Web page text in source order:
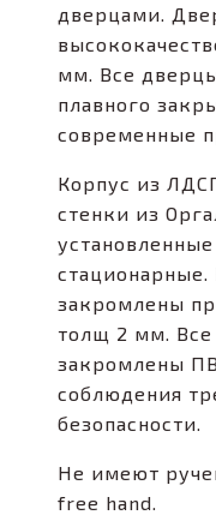
дверцами.
мм. Все
плавного
современные
Корпус из
стенки из
закромлены
толщ 2 мм. Все
закромлены
соблюдения
безопасности.
Не имеют
free hand.